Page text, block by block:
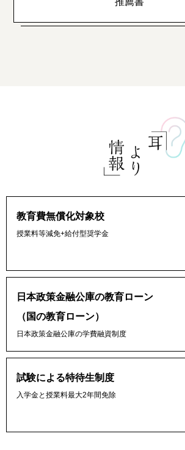
教育費無償化対象校
授業料等減免+給付型奨学金
日本政策金融公庫の教育ローン
（国の教育ローン）
日本政策金融公庫の学費融資制度
試験による特待生制度
入学金と授業料最大2年間免除